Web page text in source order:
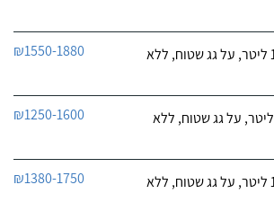
התקנת דוד שמש, 150 ליטר, על גג שטוח, ללא
₪1550-1880
התקנת דוד שמש, 80 ליטר, על גג שטוח, ללא
₪1250-1600
התקנת דוד שמש, 120 ליטר, על גג שטוח, ללא
₪1380-1750